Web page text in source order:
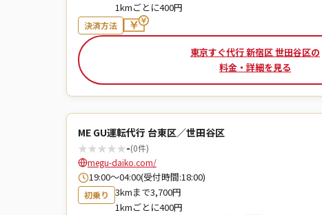
1kmごとに400円
決済方法
東京すぐ代行 新宿区 世田谷区の
料金・詳細を見る
ME GU運転代行 台東区／世田谷区
★★★★★-(0件)
megu-daiko.com/
19:00〜04:00(受付時間:18:00)
初乗り
3kmまで3,700円
1kmごとに400円